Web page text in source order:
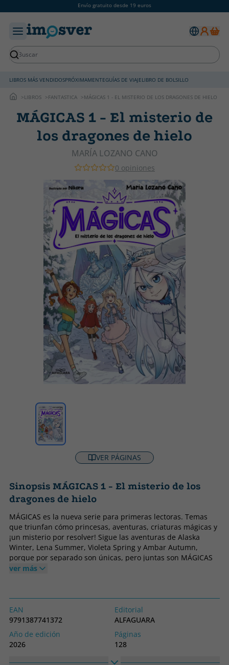
Envío gratuito desde 19 euros
LIBROS MÁS VENDIDOSPRÓXIMAMENTEGUÍAS DE VIAJELIBRO DE BOLSILLO
LIBROS FANTASTICA MÁGICAS 1 - EL MISTERIO DE LOS DRAGONES DE HIELO
MÁGICAS 1 - El misterio de
los dragones de hielo
MARÍA LOZANO CANO
0 opiniones
VER PÁGINAS
Sinopsis MÁGICAS 1 - El misterio de los
dragones de hielo
MÁGICAS es la nueva serie para primeras lectoras. Temas
que triunfan cómo princesas, aventuras, criaturas mágicas y
¡un misterio por resolver! Sigue las aventuras de Alaska
Winter, Lena Summer, Violeta Spring y Ambar Autumn,
porque por separado son únicas, pero juntas son MÁGICAS
Cuatro princesas nacidas el mismo año, conectadas por la
muy inteligente y le gusta pasear por su reino y observar a
los dragones de hielo que habitan en él. Los ve jugar, dormir
Pero a pesar de tener las alas más espectaculares que
Alaska haya visto jamás, no vuelan. Su curiosidad la lleva a
reunir a sus amigas, las princesas de los Reinos de la
Primavera, el Verano y el Otoño, para descubrir qué sucede
en realidad. Juntas y con la ayuda de sus poderes,
ver más
EAN
9791387741372
Editorial
ALFAGUARA
Año de edición
2026
Páginas
128
Nº colección